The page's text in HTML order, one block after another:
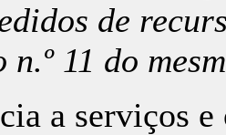
de
n.º 11 do
a serviços